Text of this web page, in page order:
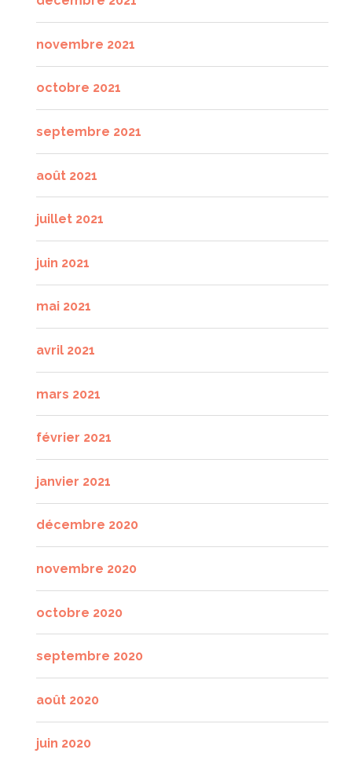
novembre 2021
octobre 2021
septembre 2021
août 2021
juillet 2021
juin 2021
mai 2021
avril 2021
mars 2021
février 2021
janvier 2021
décembre 2020
novembre 2020
octobre 2020
septembre 2020
août 2020
juin 2020